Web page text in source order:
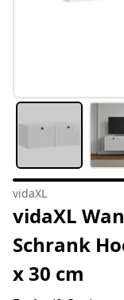
vidaXL
vidaXL
Schrank
x 30 cm